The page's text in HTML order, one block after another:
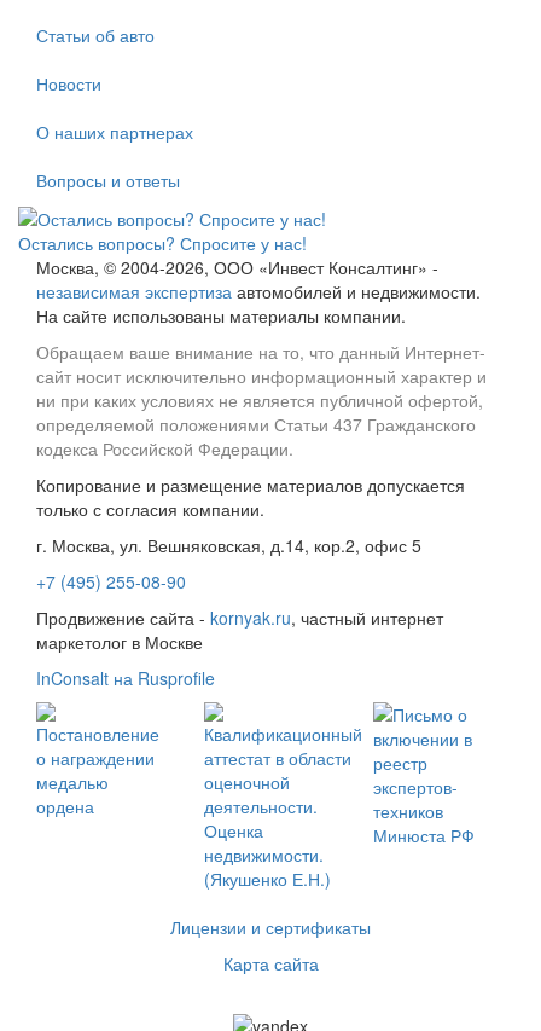
Статьи об авто
Новости
О наших партнерах
Вопросы и ответы
Остались вопросы? Спросите у нас!
Москва, © 2004-2026, ООО «Инвест Консалтинг» -
независимая экспертиза автомобилей и недвижимости.
На сайте использованы материалы компании.
Обращаем ваше внимание на то, что данный Интернет-
сайт носит исключительно информационный характер и
ни при каких условиях не является публичной офертой,
определяемой положениями Статьи 437 Гражданского
кодекса Российской Федерации.
Копирование и размещение материалов допускается
только с согласия компании.
г. Москва, ул. Вешняковская, д.14, кор.2, офис 5
+7 (495) 255-08-90
Продвижение сайта - kornyak.ru, частный интернет
маркетолог в Москве
InConsalt на Rusprofile
Лицензии и сертификаты
Карта сайта